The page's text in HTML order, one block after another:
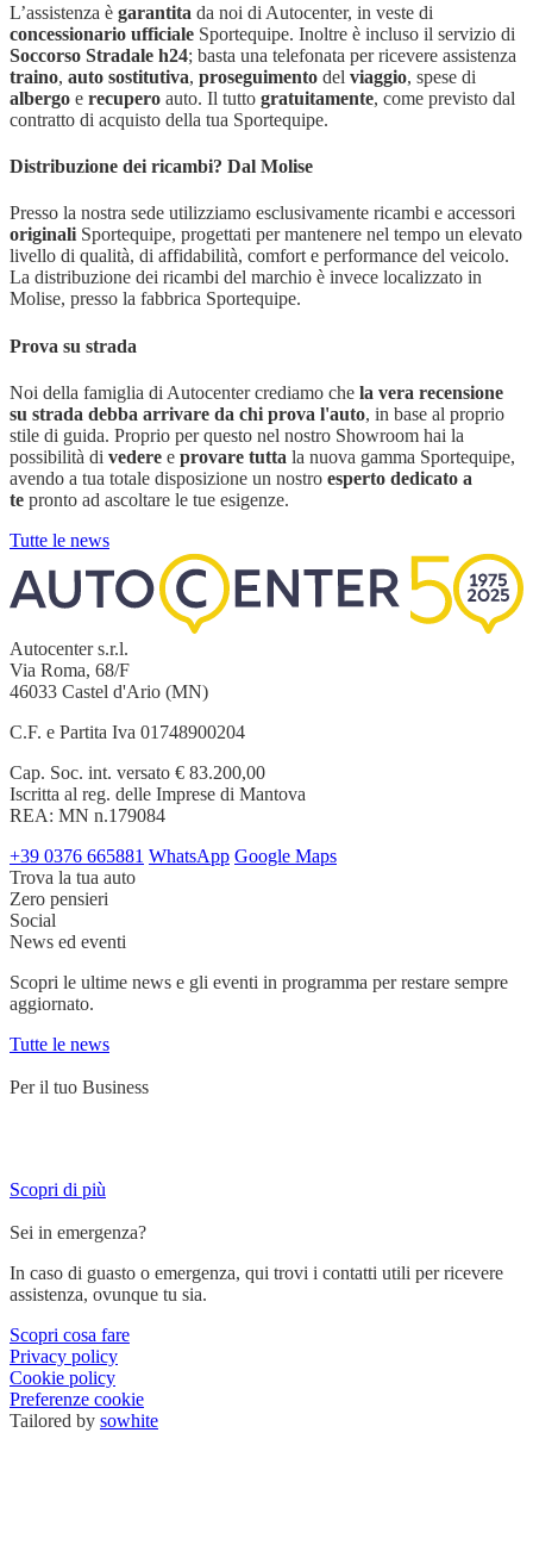
L’assistenza è garantita da noi di Autocenter, in veste di
concessionario ufficiale Sportequipe. Inoltre è incluso il servizio di
Soccorso Stradale h24; basta una telefonata per ricevere assistenza
traino, auto sostitutiva, proseguimento del viaggio, spese di
albergo e recupero auto. Il tutto gratuitamente, come previsto dal
contratto di acquisto della tua Sportequipe.
Distribuzione dei ricambi? Dal Molise
Presso la nostra sede utilizziamo esclusivamente ricambi e accessori
originali Sportequipe, progettati per mantenere nel tempo un elevato
livello di qualità, di affidabilità, comfort e performance del veicolo.
La distribuzione dei ricambi del marchio è invece localizzato in
Molise, presso la fabbrica Sportequipe.
Prova su strada
Noi della famiglia di Autocenter crediamo che la vera recensione
su strada debba arrivare da chi prova l'auto, in base al proprio
stile di guida. Proprio per questo nel nostro Showroom hai la
possibilità di vedere e provare tutta la nuova gamma Sportequipe,
avendo a tua totale disposizione un nostro esperto dedicato a
te pronto ad ascoltare le tue esigenze.
Tutte le news
Autocenter s.r.l.
Via Roma, 68/F
46033 Castel d'Ario (MN)
C.F. e Partita Iva 01748900204
Cap. Soc. int. versato € 83.200,00
Iscritta al reg. delle Imprese di Mantova
REA: MN n.179084
+39 0376 665881 WhatsApp Google Maps
Trova la tua auto
Zero pensieri
Social
News ed eventi
Scopri le ultime news e gli eventi in programma per restare sempre
aggiornato.
Tutte le news
Per il tuo Business
Scopri di più
Sei in emergenza?
In caso di guasto o emergenza, qui trovi i contatti utili per ricevere
assistenza, ovunque tu sia.
Scopri cosa fare
Privacy policy
Cookie policy
Preferenze cookie
Tailored by sowhite